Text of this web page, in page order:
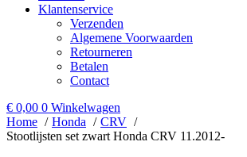
Klantenservice
Verzenden
Algemene Voorwaarden
Retourneren
Betalen
Contact
€ 0,00 0 Winkelwagen
Home
Honda
CRV
Stootlijsten set zwart Honda CRV 11.2012-